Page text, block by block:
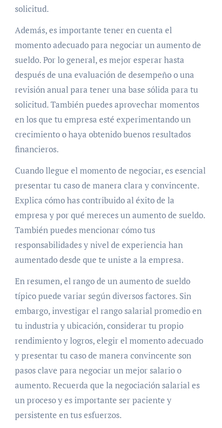
solicitud.
Además, es importante tener en cuenta el
momento adecuado para negociar un aumento de
sueldo. Por lo general, es mejor esperar hasta
después de una evaluación de desempeño o una
revisión anual para tener una base sólida para tu
solicitud. También puedes aprovechar momentos
en los que tu empresa esté experimentando un
crecimiento o haya obtenido buenos resultados
financieros.
Cuando llegue el momento de negociar, es esencial
presentar tu caso de manera clara y convincente.
Explica cómo has contribuido al éxito de la
empresa y por qué mereces un aumento de sueldo.
También puedes mencionar cómo tus
responsabilidades y nivel de experiencia han
aumentado desde que te uniste a la empresa.
En resumen, el rango de un aumento de sueldo
típico puede variar según diversos factores. Sin
embargo, investigar el rango salarial promedio en
tu industria y ubicación, considerar tu propio
rendimiento y logros, elegir el momento adecuado
y presentar tu caso de manera convincente son
pasos clave para negociar un mejor salario o
aumento. Recuerda que la negociación salarial es
un proceso y es importante ser paciente y
persistente en tus esfuerzos.